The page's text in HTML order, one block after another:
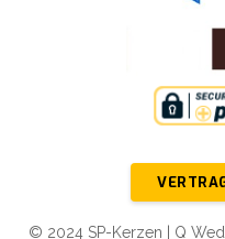
© 2024 SP-Kerzen | Q